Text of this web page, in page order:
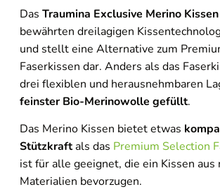
Das Traumina Exclusive Merino Kissen
bewährten dreilagigen
und stellt eine Alternative zum
Faserkissen dar. Anders als das
drei flexiblen und herausnehmbaren
feinster Bio-Merinowolle gefüllt.
Das Merino Kissen bietet etwas
Stützkraftals das Premium Selection
ist für alle geeignet, die ein Kissen aus
Materialien bevorzugen.